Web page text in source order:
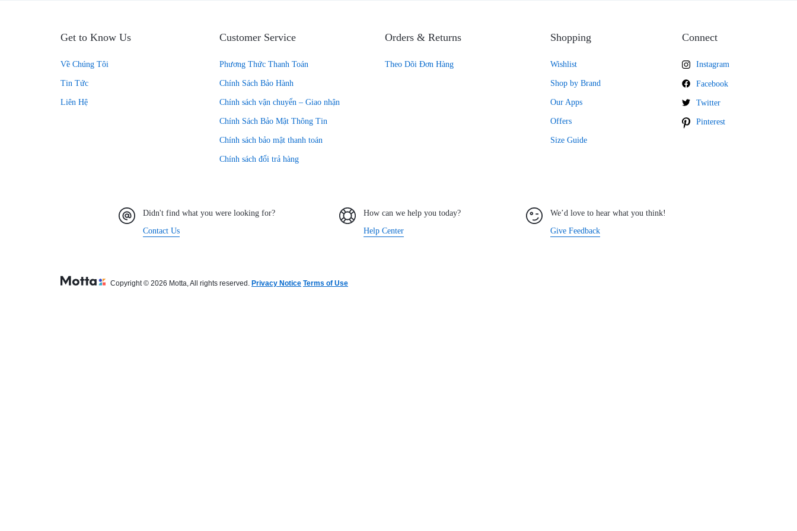
Get to Know Us
Về Chúng Tôi
Tin Tức
Liên Hệ
Customer Service
Phương Thức Thanh Toán
Chính Sách Bảo Hành
Chính sách vận chuyển – Giao nhận
Chính Sách Bảo Mật Thông Tin
Chính sách bảo mật thanh toán
Chính sách đổi trả hàng
Orders & Returns
Theo Dõi Đơn Hàng
Shopping
Wishlist
Shop by Brand
Our Apps
Offers
Size Guide
Connect
Instagram
Facebook
Twitter
Pinterest
Didn't find what you were looking for?
Contact Us
How can we help you today?
Help Center
We’d love to hear what you think!
Give Feedback
Copyright © 2026 Motta, All rights reserved. Privacy Notice Terms of Use